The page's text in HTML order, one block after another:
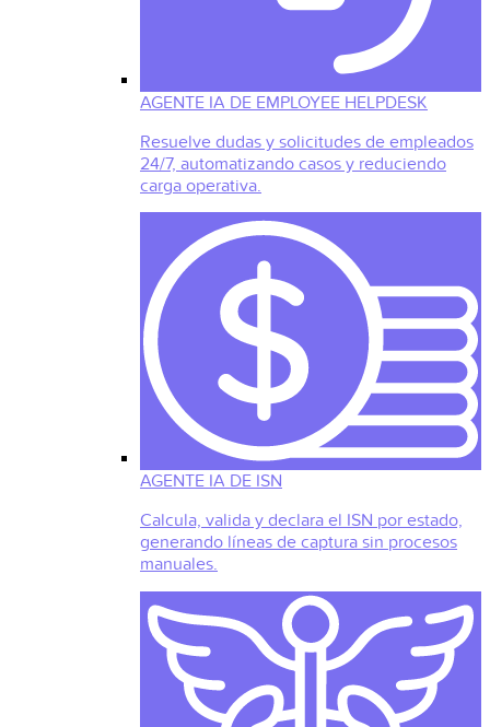
AGENTE IA DE EMPLOYEE HELPDESK
Resuelve dudas y solicitudes de empleados
24/7, automatizando casos y reduciendo
carga operativa.
AGENTE IA DE ISN
Calcula, valida y declara el ISN por estado,
generando líneas de captura sin procesos
manuales.